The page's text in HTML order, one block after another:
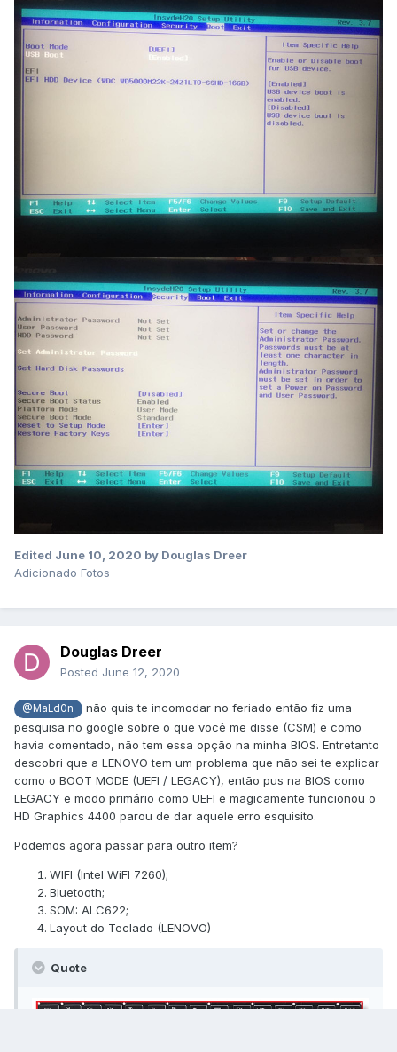
Edited June 10, 2020 by Douglas Dreer
Adicionado Fotos
Douglas Dreer
Posted June 12, 2020
@MaLd0n
não quis te incomodar no feriado então fiz uma
pesquisa no google sobre o que você me disse (CSM) e como
havia comentado, não tem essa opção na minha BIOS. Entretanto
descobri que a LENOVO tem um problema que não sei te explicar
como o BOOT MODE (UEFI / LEGACY), então pus na BIOS como
LEGACY e modo primário como UEFI e magicamente funcionou o
HD Graphics 4400 parou de dar aquele erro esquisito.
Podemos agora passar para outro item?
WIFI (Intel WiFI 7260);
Bluetooth;
SOM: ALC622;
Layout do Teclado (LENOVO)
Quote